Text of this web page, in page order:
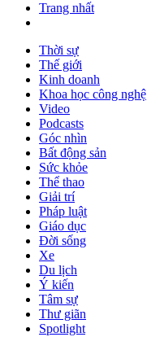
Trang nhất
Thời sự
Thế giới
Kinh doanh
Khoa học công nghệ
Video
Podcasts
Góc nhìn
Bất động sản
Sức khỏe
Thể thao
Giải trí
Pháp luật
Giáo dục
Đời sống
Xe
Du lịch
Ý kiến
Tâm sự
Thư giãn
Spotlight